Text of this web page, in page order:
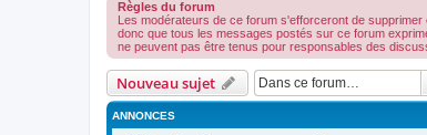
Règles du forum
Les modérateurs de ce forum s'efforceront de
donc que tous les messages postés sur ce forum
ne peuvent pas être tenus pour responsables des
Nouveau sujet
ANNONCES